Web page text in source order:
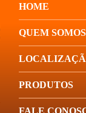
HOME
QUEM SOMOS
PRODUTOS
FALE